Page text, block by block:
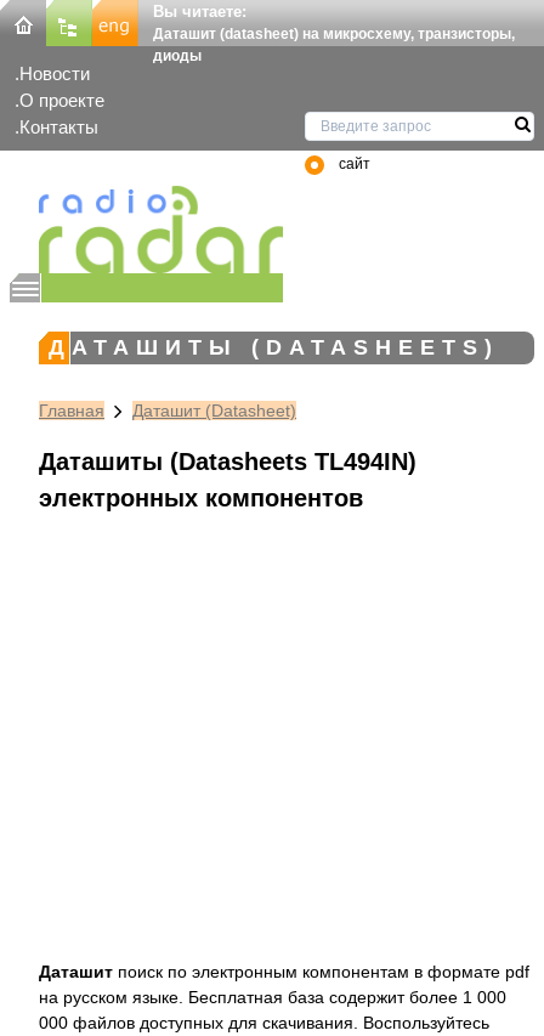
Вы читаете:
Даташит (datasheet) на микросхему, транзисторы,
диоды
Новости
О проекте
Контакты
сайт
ДАТАШИТЫ (DATASHEETS)
Главная Даташит (Datasheet)
Даташиты (Datasheets TL494IN)
электронных компонентов
Даташит поиск по электронным компонентам в формате pdf
на русском языке. Бесплатная база содержит более 1 000
000 файлов доступных для скачивания. Воспользуйтесь